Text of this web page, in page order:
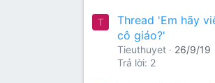
T
Thread 'Em hãy
cô giáo?'
Tieuthuyet
26/9/19
Trả lời: 2